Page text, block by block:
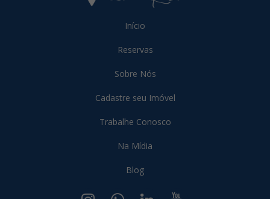
Início
Reservas
Sobre Nós
Cadastre seu Imóvel
Trabalhe Conosco
Na Mídia
Blog